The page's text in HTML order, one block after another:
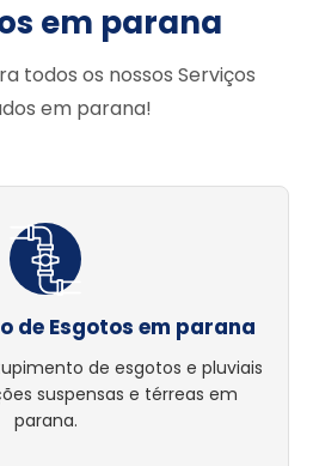
em parana
todos os nossos Serviços
em parana!
de Esgotos em parana
de esgotos e pluviais
suspensas e térreas em
parana.